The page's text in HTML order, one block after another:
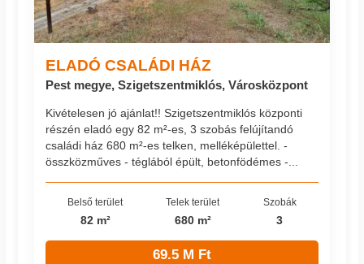
ELADÓ CSALÁDI HÁZ
Pest megye, Szigetszentmiklós, Városközpont
Kivételesen jó ajánlat!! Szigetszentmiklós központi
részén eladó egy 82 m²-es, 3 szobás felújítandó
családi ház 680 m²-es telken, melléképülettel. -
összközműves - téglából épült, betonfödémes -...
Belső terület
82 m²
Telek terület
680 m²
Szobák
3
69.5 M Ft